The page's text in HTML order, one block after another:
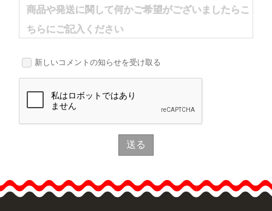
商品や発送に関して何かご希望がございましたらこ
ちらにご記入ください
新しいコメントの知らせを受け取る
送る